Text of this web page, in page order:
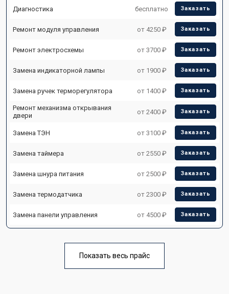
Диагностика бесплатно Заказать
Ремонт модуля управления от 4250 ₽ Заказать
Ремонт электросхемы от 3700 ₽ Заказать
Замена индикаторной лампы от 1900 ₽ Заказать
Замена ручек терморегулятора от 1400 ₽ Заказать
Ремонт механизма открывания
двери
от 2400 ₽ Заказать
Замена ТЭН от 3100 ₽ Заказать
Замена таймера от 2550 ₽ Заказать
Замена шнура питания от 2500 ₽ Заказать
Замена термодатчика от 2300 ₽ Заказать
Замена панели управления от 4500 ₽ Заказать
Показать весь прайс